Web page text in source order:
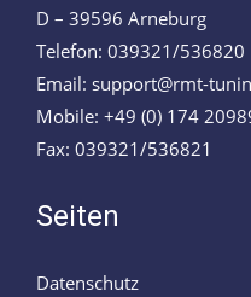
D – 39596 Arneburg
Telefon: 039321/536820
Email: support@rmt-
Mobile: +49 (0) 174
Fax: 039321/536821
Seiten
Datenschutz